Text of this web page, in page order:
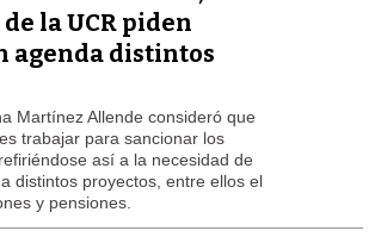
la UCR piden
agenda distintos
Martínez Allende consideró que
trabajar para sancionar los
así a la necesidad de
distintos proyectos, entre ellos el
y pensiones.